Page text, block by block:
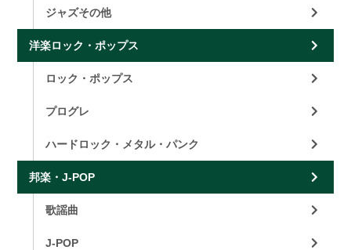
ジャズその他
洋楽ロック・ポップス
ロック・ポップス
プログレ
ハードロック・メタル・パンク
邦楽・J-POP
歌謡曲
J-POP